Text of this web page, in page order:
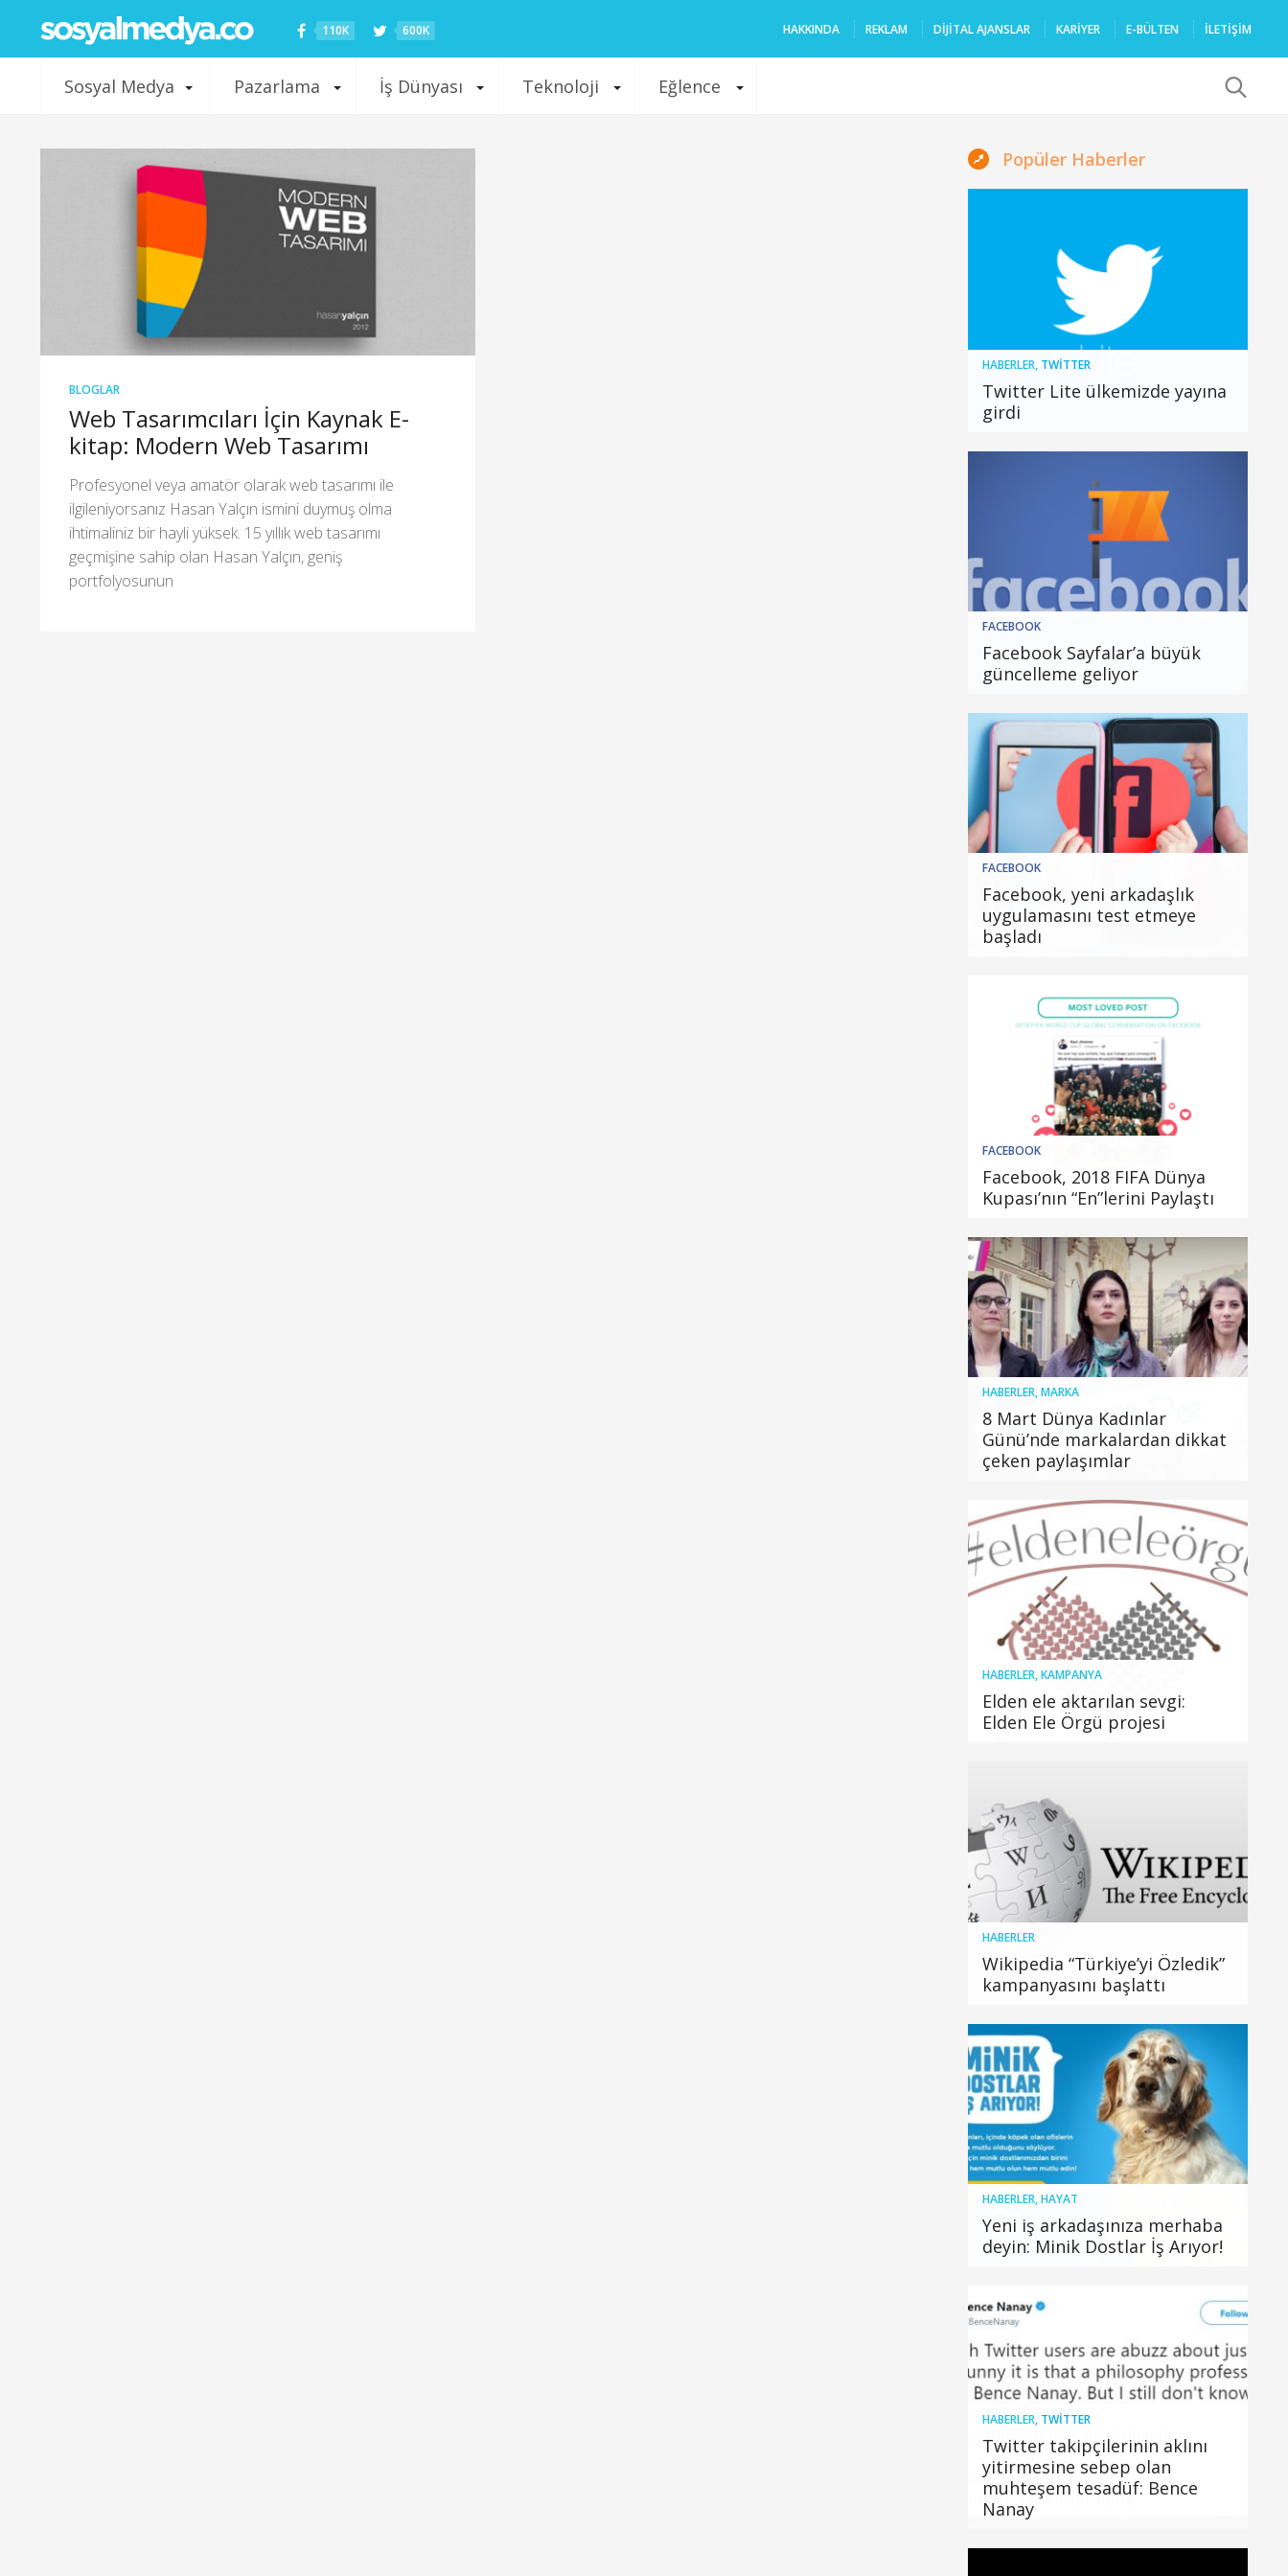
110K 600K HAKKINDA REKLAM DIJITAL AJANSLAR KARIYER E-BÜLTEN İLETİŞİM
Sosyal Medya Pazarlama İş Dünyası Teknoloji Eğlence
BLOGLAR
Web Tasarımcıları İçin Kaynak E-
kitap: Modern Web Tasarımı
Profesyonel veya amatör olarak web tasarımı ile
ilgileniyorsanız Hasan Yalçın ismini duymuş olma
ihtimaliniz bir hayli yüksek. 15 yıllık web tasarımı
geçmişine sahip olan Hasan Yalçın, geniş
portfolyosunun
Popüler Haberler
HABERLER, TWITTER
Twitter Lite ülkemizde yayına
girdi
FACEBOOK
Facebook Sayfalar’a büyük
güncelleme geliyor
FACEBOOK
Facebook, yeni arkadaşlık
uygulamasını test etmeye
başladı
FACEBOOK
Facebook, 2018 FIFA Dünya
Kupası’nın “En”lerini Paylaştı
HABERLER,MARKA
8 Mart Dünya Kadınlar
Günü’nde markalardan dikkat
çeken paylaşımlar
HABERLER,KAMPANYA
Elden ele aktarılan sevgi:
Elden Ele Örgü projesi
HABERLER
Wikipedia “Türkiye’yi Özledik”
kampanyasını başlattı
HABERLER,HAYAT
Yeni iş arkadaşınıza merhaba
deyin: Minik Dostlar İş Arıyor!
HABERLER, TWITTER
Twitter takipçilerinin aklını
yitirmesine sebep olan
muhteşem tesadüf: Bence
Nanay